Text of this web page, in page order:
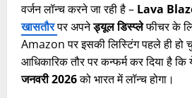
वर्जन लॉन्च करने जा रही है – Lava
खासतौरपर अपनेड्यूल डिस्प्लेफीचर के
Amazon पर इसकी लिस्टिंग पहले ही हो
आधिकारिक तौर पर कन्फर्म कर दिया है कि
जनवरी 2026को भारत में लॉन्च होगा।